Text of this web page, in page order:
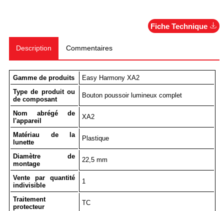
Fiche Technique
Description Commentaires
Gamme de produits
Easy Harmony XA2
Type de produit ou
de composant
Bouton poussoir lumineux complet
Nom abrégé de
l'appareil
XA2
Matériau de la
lunette
Plastique
Diamètre de
montage
22,5 mm
Vente par quantité
indivisible
1
Traitement
protecteur
TC